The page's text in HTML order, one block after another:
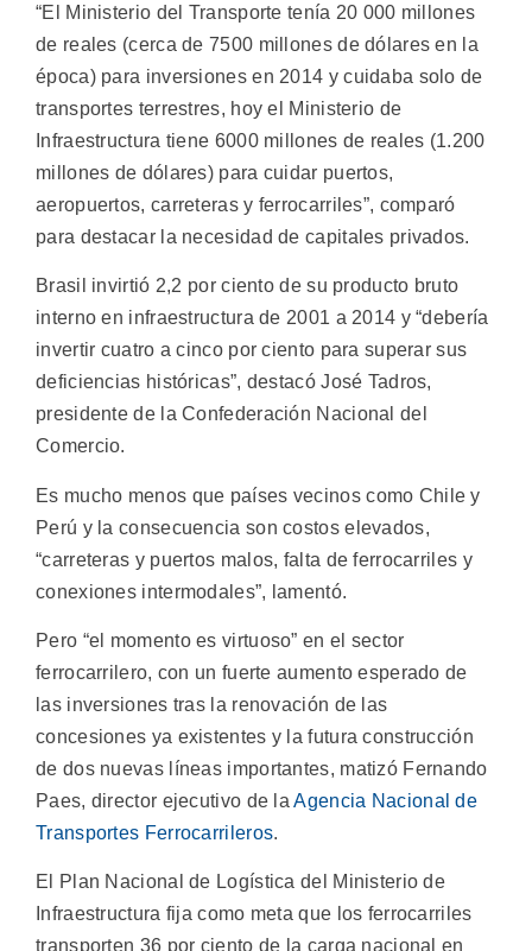
“El Ministerio del Transporte tenía 20 000 millones
de reales (cerca de 7500 millones de dólares en la
época) para inversiones en 2014 y cuidaba solo de
transportes terrestres, hoy el Ministerio de
Infraestructura tiene 6000 millones de reales (1.200
millones de dólares) para cuidar puertos,
aeropuertos, carreteras y ferrocarriles”, comparó
para destacar la necesidad de capitales privados.
Brasil invirtió 2,2 por ciento de su producto bruto
interno en infraestructura de 2001 a 2014 y “debería
invertir cuatro a cinco por ciento para superar sus
deficiencias históricas”, destacó José Tadros,
presidente de la Confederación Nacional del
Comercio.
Es mucho menos que países vecinos como Chile y
Perú y la consecuencia son costos elevados,
“carreteras y puertos malos, falta de ferrocarriles y
conexiones intermodales”, lamentó.
Pero “el momento es virtuoso” en el sector
ferrocarrilero, con un fuerte aumento esperado de
las inversiones tras la renovación de las
concesiones ya existentes y la futura construcción
de dos nuevas líneas importantes, matizó Fernando
Paes, director ejecutivo de laAgencia Nacional de
Transportes Ferrocarrileros.
El Plan Nacional de Logística del Ministerio de
Infraestructura fija como meta que los ferrocarriles
transporten 36 por ciento de la carga nacional en